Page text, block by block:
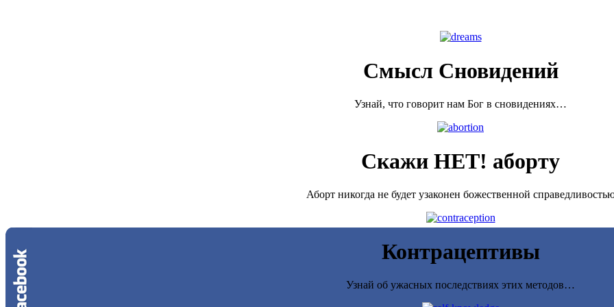
Смысл Сновидений
Узнай, что говорит нам Бог в сновидениях…
Скажи НЕТ! аборту
Аборт никогда не будет узаконен божественной
Контрацептивы
Узнай об ужасных последствиях этих методов…